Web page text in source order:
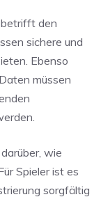
den
sichere und
Ebenso
müssen
wie
Spieler ist es
sorgfältig